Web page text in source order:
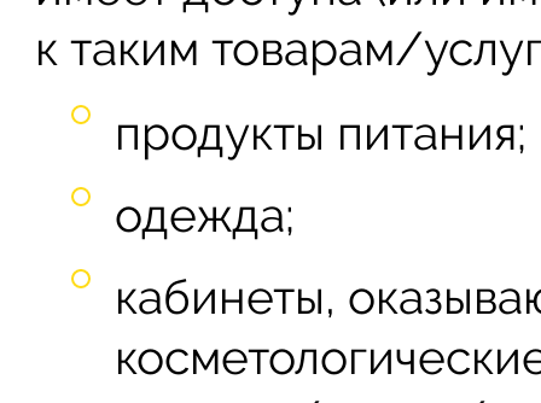
к таким товарам/
продукты питания;
одежда;
кабинеты,